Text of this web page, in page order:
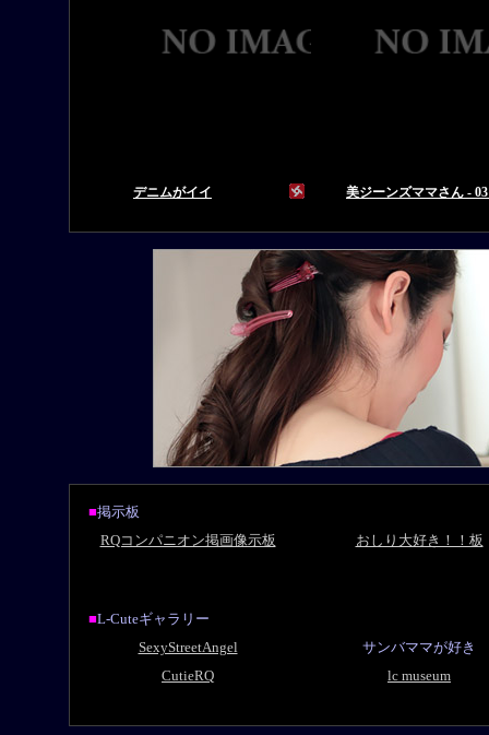
■掲示板
RQコンパニオン掲画像示板
おしり大好き！！板
■L-Cuteギャラリー
SexyStreetAngel
サンバママが好き
CutieRQ
lc museum